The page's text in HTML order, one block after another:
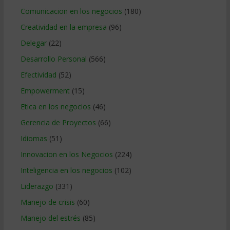
Comunicacion en los negocios (180)
Creatividad en la empresa (96)
Delegar(22)
Desarrollo Personal (566)
Efectividad (52)
Empowerment (15)
Etica en los negocios (46)
Gerencia de Proyectos (66)
Idiomas (51)
Innovacion en los Negocios (224)
Inteligencia en los negocios (102)
Liderazgo (331)
Manejo de crisis (60)
Manejo del estrés (85)